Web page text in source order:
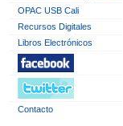
OPAC USB Cali
Recursos Digitales
Libros Electrónicos
Contacto